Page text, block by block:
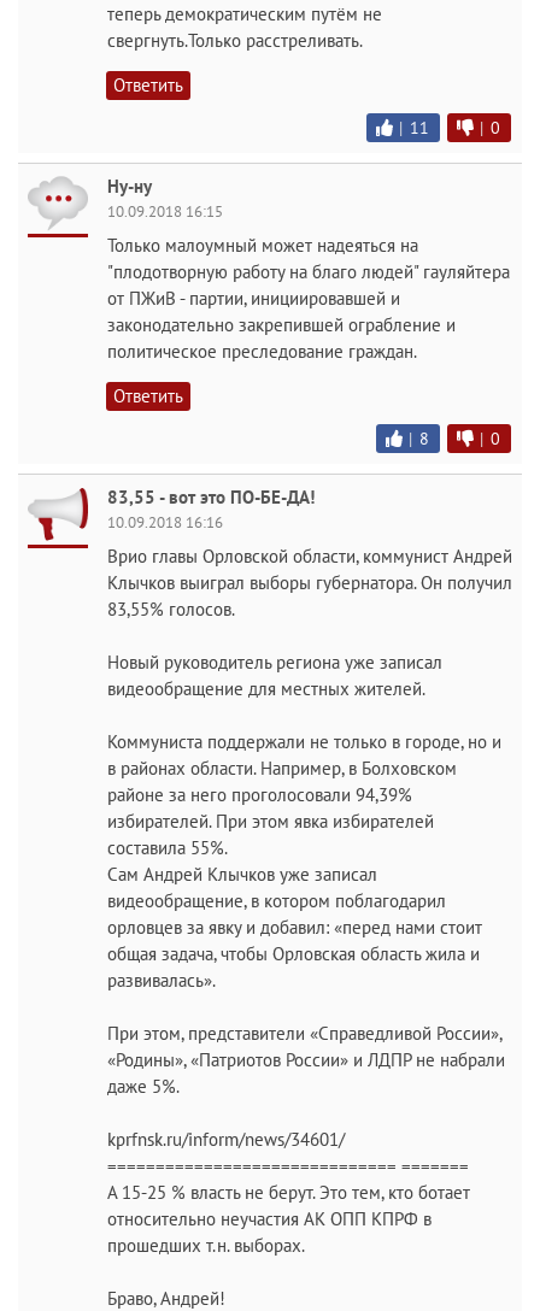
теперь демократическим путём не
свергнуть.Только расстреливать.
Ответить
| 11 | 0
Ну-ну
10.09.2018 16:15
Только малоумный может надеяться на
"плодотворную работу на благо людей" гауляйтера
от ПЖиВ - партии, инициировавшей и
законодательно закрепившей ограбление и
политическое преследование граждан.
Ответить
| 8 | 0
83,55 - вот это ПО-БЕ-ДА!
10.09.2018 16:16
Врио главы Орловской области, коммунист Андрей
Клычков выиграл выборы губернатора. Он получил
83,55% голосов.
Новый руководитель региона уже записал
видеообращение для местных жителей.
Коммуниста поддержали не только в городе, но и
в районах области. Например, в Болховском
районе за него проголосовали 94,39%
избирателей. При этом явка избирателей
составила 55%.
Сам Андрей Клычков уже записал
видеообращение, в котором поблагодарил
орловцев за явку и добавил: «перед нами стоит
общая задача, чтобы Орловская область жила и
развивалась».
При этом, представители «Справедливой России»,
«Родины», «Патриотов России» и ЛДПР не набрали
даже 5%.
kprfnsk.ru/inform/news/34601/
============================== =======
А 15-25 % власть не берут. Это тем, кто ботает
относительно неучастия АК ОПП КПРФ в
прошедших т.н. выборах.
Браво, Андрей!